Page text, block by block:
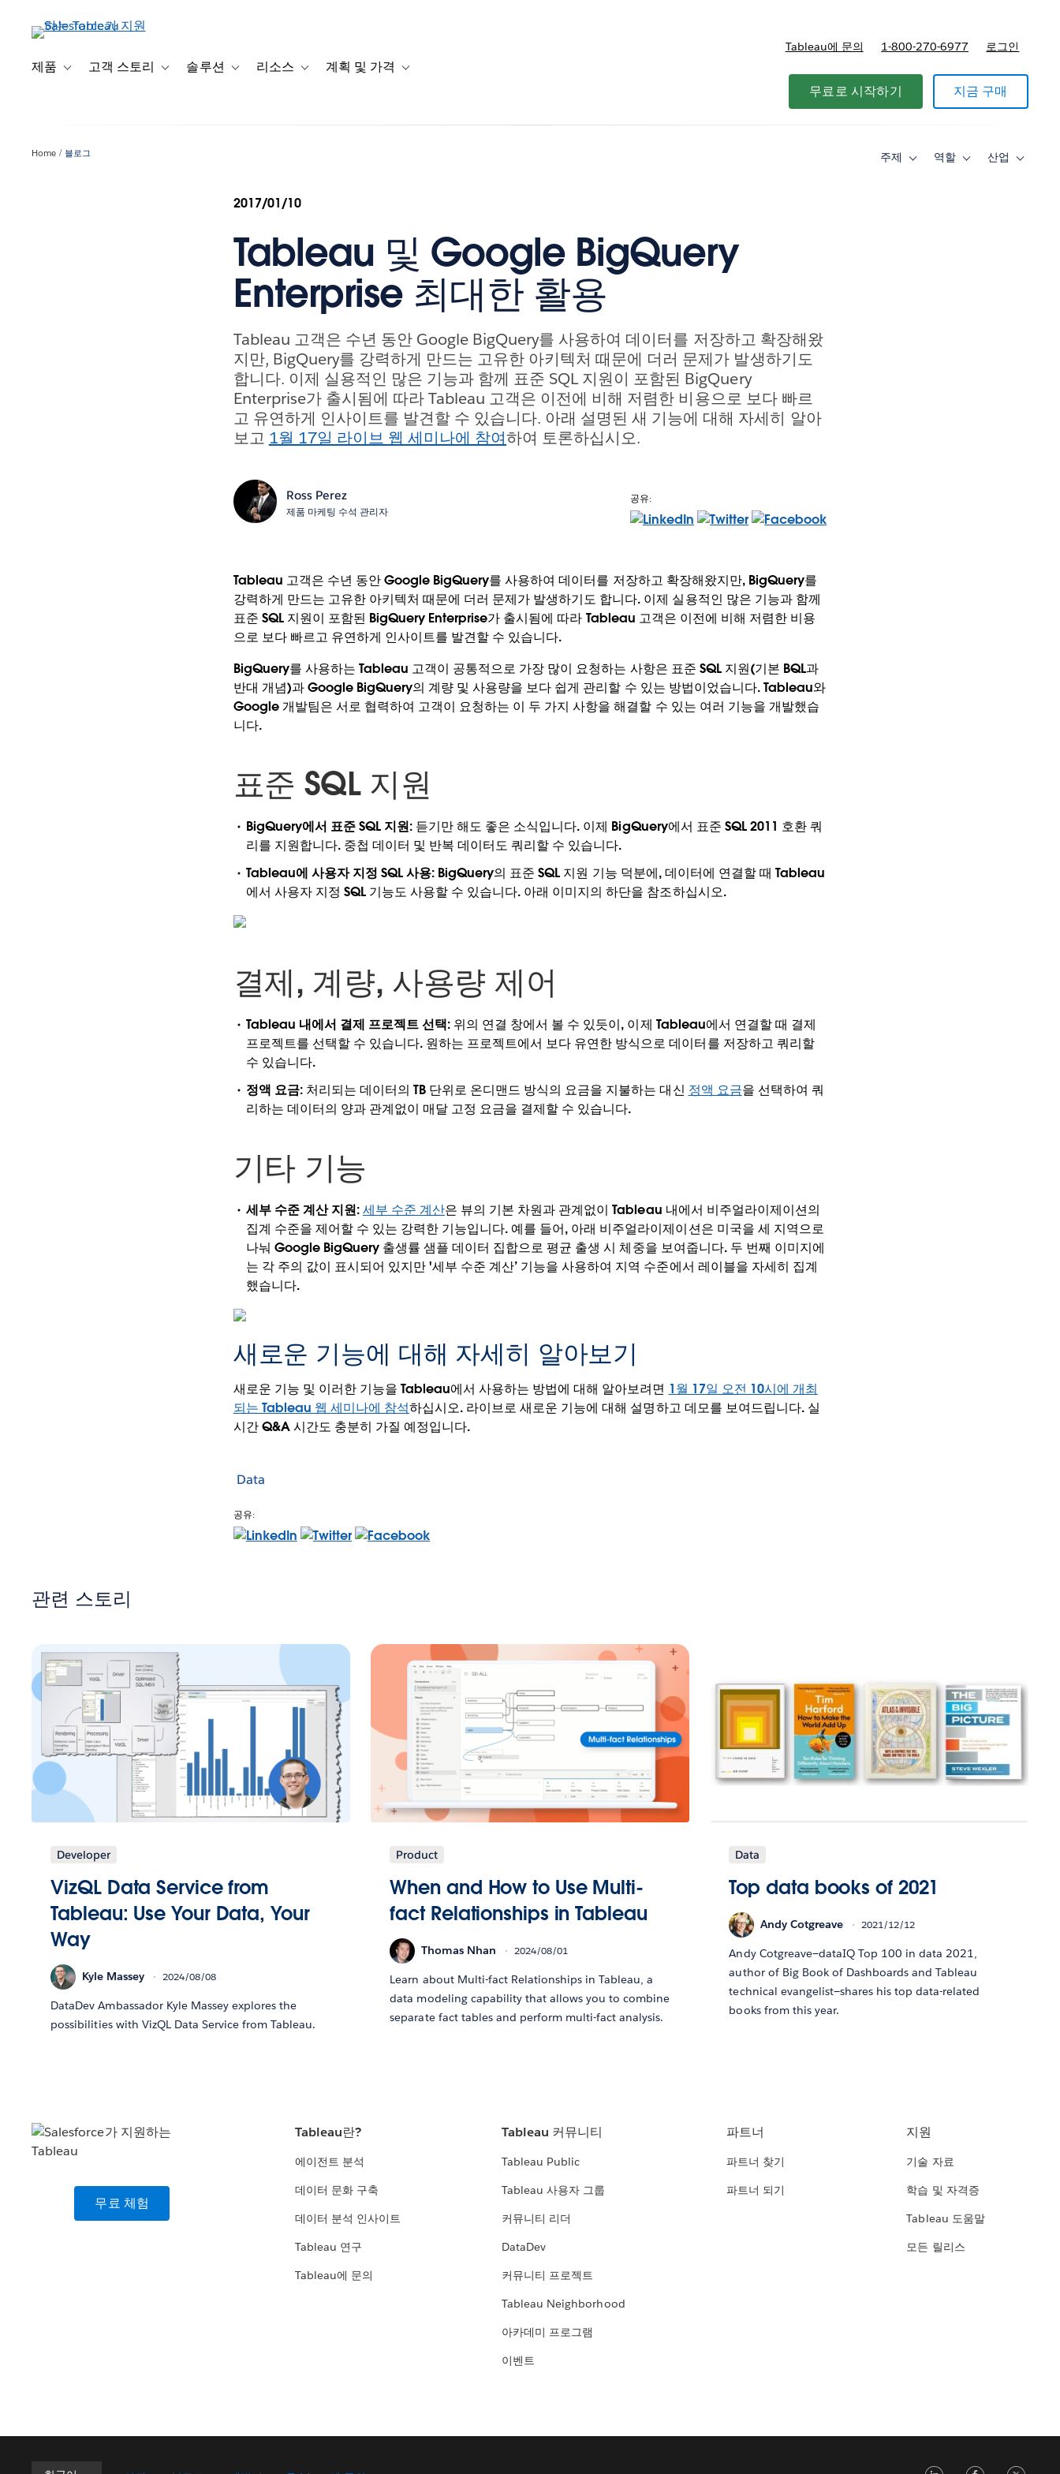
제품 Toggle sub-navigation for 제품
고객 스토리 Toggle sub-navigation for 고객 스토리
솔루션 Toggle sub-navigation for 솔루션
리소스 Toggle sub-navigation for 리소스
계획 및 가격 Toggle sub-navigation for 계획 및 가격
Tableau에 문의 1-800-270-6977 로그인
무료로 시작하기 지금 구매
Home 블로그 주제
Toggle역할
Toggle산업
Toggle
2017/01/10
Tableau 및 Google BigQuery
Enterprise 최대한 활용
Tableau 고객은 수년 동안 Google BigQuery를 사용하여 데이터를 저장하고 확장해왔
지만, BigQuery를 강력하게 만드는 고유한 아키텍처 때문에 더러 문제가 발생하기도
합니다. 이제 실용적인 많은 기능과 함께 표준 SQL 지원이 포함된 BigQuery
Enterprise가 출시됨에 따라 Tableau 고객은 이전에 비해 저렴한 비용으로 보다 빠르
고 유연하게 인사이트를 발견할 수 있습니다. 아래 설명된 새 기능에 대해 자세히 알아
보고 1월 17일 라이브 웹 세미나에 참여하여 토론하십시오.
Ross Perez
제품 마케팅 수석 관리자
공유:
Tableau 고객은 수년 동안 Google BigQuery를 사용하여 데이터를 저장하고 확장해왔지만, BigQuery를
강력하게 만드는 고유한 아키텍처 때문에 더러 문제가 발생하기도 합니다. 이제 실용적인 많은 기능과 함께
표준 SQL 지원이 포함된 BigQuery Enterprise가 출시됨에 따라 Tableau 고객은 이전에 비해 저렴한 비용
으로 보다 빠르고 유연하게 인사이트를 발견할 수 있습니다.
BigQuery를 사용하는 Tableau 고객이 공통적으로 가장 많이 요청하는 사항은 표준 SQL 지원(기본 BQL과
반대 개념)과 Google BigQuery의 계량 및 사용량을 보다 쉽게 관리할 수 있는 방법이었습니다. Tableau와
Google 개발팀은 서로 협력하여 고객이 요청하는 이 두 가지 사항을 해결할 수 있는 여러 기능을 개발했습
니다.
표준 SQL 지원
BigQuery에서 표준 SQL 지원: 듣기만 해도 좋은 소식입니다. 이제 BigQuery에서 표준 SQL 2011 호환 쿼
리를 지원합니다. 중첩 데이터 및 반복 데이터도 쿼리할 수 있습니다.
Tableau에 사용자 지정 SQL 사용: BigQuery의 표준 SQL 지원 기능 덕분에, 데이터에 연결할 때 Tableau
에서 사용자 지정 SQL 기능도 사용할 수 있습니다. 아래 이미지의 하단을 참조하십시오.
결제, 계량, 사용량 제어
Tableau 내에서 결제 프로젝트 선택: 위의 연결 창에서 볼 수 있듯이, 이제 Tableau에서 연결할 때 결제
프로젝트를 선택할 수 있습니다. 원하는 프로젝트에서 보다 유연한 방식으로 데이터를 저장하고 쿼리할
수 있습니다.
정액 요금:처리되는 데이터의 TB 단위로 온디맨드 방식의 요금을 지불하는 대신 정액 요금을 선택하여 쿼
리하는 데이터의 양과 관계없이 매달 고정 요금을 결제할 수 있습니다.
기타 기능
세부 수준 계산 지원:세부 수준 계산은 뷰의 기본 차원과 관계없이 Tableau 내에서 비주얼라이제이션의
집계 수준을 제어할 수 있는 강력한 기능입니다. 예를 들어, 아래 비주얼라이제이션은 미국을 세 지역으로
나눠 Google BigQuery 출생률 샘플 데이터 집합으로 평균 출생 시 체중을 보여줍니다. 두 번째 이미지에
는 각 주의 값이 표시되어 있지만 '세부 수준 계산’ 기능을 사용하여 지역 수준에서 레이블을 자세히 집계
했습니다.
새로운 기능에 대해 자세히 알아보기
새로운 기능 및 이러한 기능을 Tableau에서 사용하는 방법에 대해 알아보려면 1월 17일 오전 10시에 개최
되는 Tableau 웹 세미나에 참석하십시오. 라이브로 새로운 기능에 대해 설명하고 데모를 보여드립니다. 실
시간 Q&A 시간도 충분히 가질 예정입니다.
Data
공유:
관련 스토리
Developer
VizQL Data Service from
Tableau: Use Your Data, Your
Way
Kyle Massey 2024/08/08
DataDev Ambassador Kyle Massey explores the
possibilities with VizQL Data Service from Tableau.
Product
When and How to Use Multi-
fact Relationships in Tableau
Thomas Nhan 2024/08/01
Learn about Multi-fact Relationships in Tableau, a
data modeling capability that allows you to combine
separate fact tables and perform multi-fact analysis.
Data
Top data books of 2021
Andy Cotgreave 2021/12/12
Andy Cotgreave—dataIQ Top 100 in data 2021,
author of Big Book of Dashboards and Tableau
technical evangelist—shares his top data-related
books from this year.
무료 체험
Tableau란?
에이전트 분석
데이터 문화 구축
데이터 분석 인사이트
Tableau 연구
Tableau에 문의
Tableau 커뮤니티
Tableau Public
Tableau 사용자 그룹
커뮤니티 리더
DataDev
커뮤니티 프로젝트
Tableau Neighborhood
아카데미 프로그램
이벤트
파트너
파트너 찾기
파트너 되기
지원
기술 자료
학습 및 자격증
Tableau 도움말
모든 릴리스